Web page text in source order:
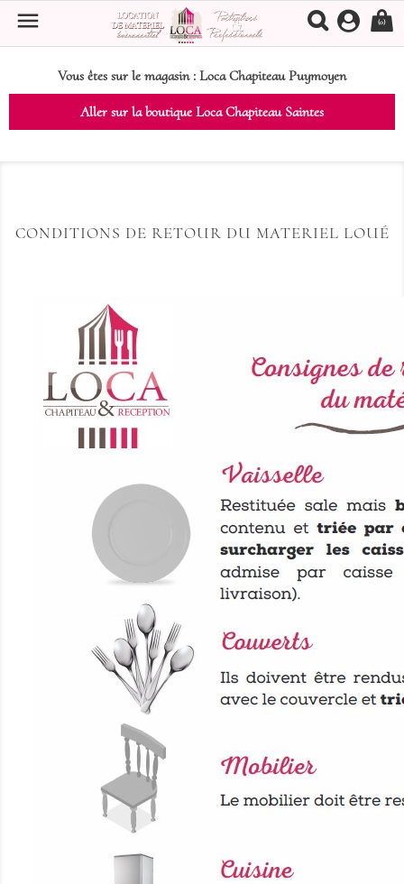
Vous êtes sur le magasin : Loca Chapiteau Puymoyen
Aller sur la boutique Loca Chapiteau Saintes
 (0)
CONDITIONS DE RETOUR DU MATERIEL LOUÉ